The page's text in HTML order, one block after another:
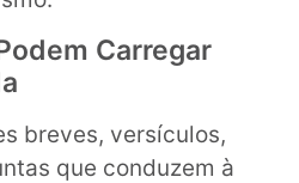
Carregar
breves, versículos,
que conduzem à